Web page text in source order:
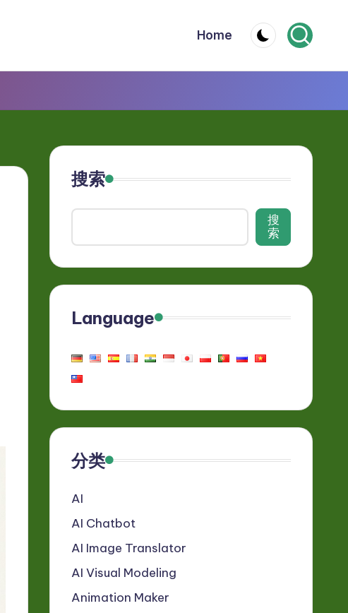
Home
搜索
搜
索
Language
分类
AI
AI Chatbot
AI Image Translator
AI Visual Modeling
Animation Maker